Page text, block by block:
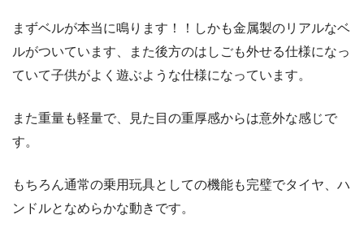
まずベルが本当に鳴ります！！しかも金属製のリアルなベ
ルがついています、また後方のはしごも外せる仕様になっ
ていて子供がよく遊ぶような仕様になっています。
また重量も軽量で、見た目の重厚感からは意外な感じで
す。
もちろん通常の乗用玩具としての機能も完璧でタイヤ、ハ
ンドルとなめらかな動きです。